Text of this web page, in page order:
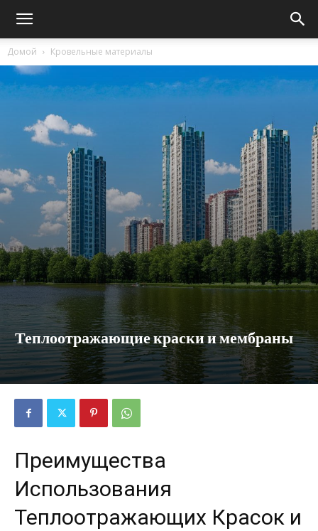
Домой Кровельные материалы
Теплоотражающие краски и мембраны
Преимущества
Использования
Теплоотражающих Красок и